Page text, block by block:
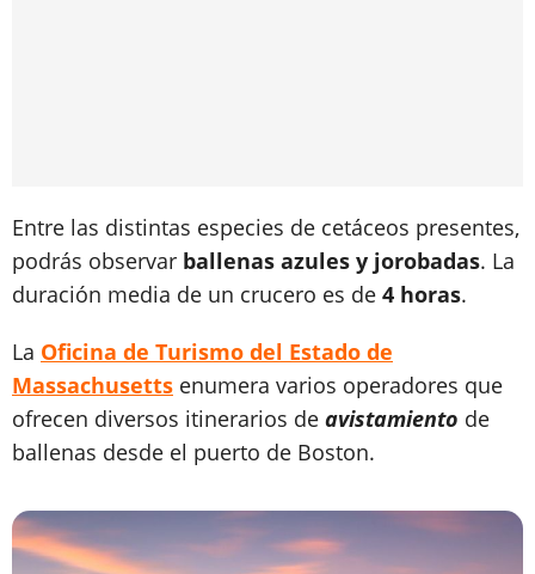
Entre las distintas especies de cetáceos presentes,
podrás observar ballenas azules y jorobadas. La
duración media de un crucero es de 4 horas.
La Oficina de Turismo del Estado de
Massachusetts enumera varios operadores que
ofrecen diversos itinerarios de avistamiento de
ballenas desde el puerto de Boston.